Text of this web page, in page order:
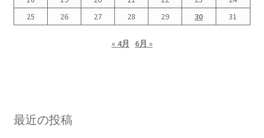
25
26 27 28 29 30 31
« 4月 6月 »
最近の投稿